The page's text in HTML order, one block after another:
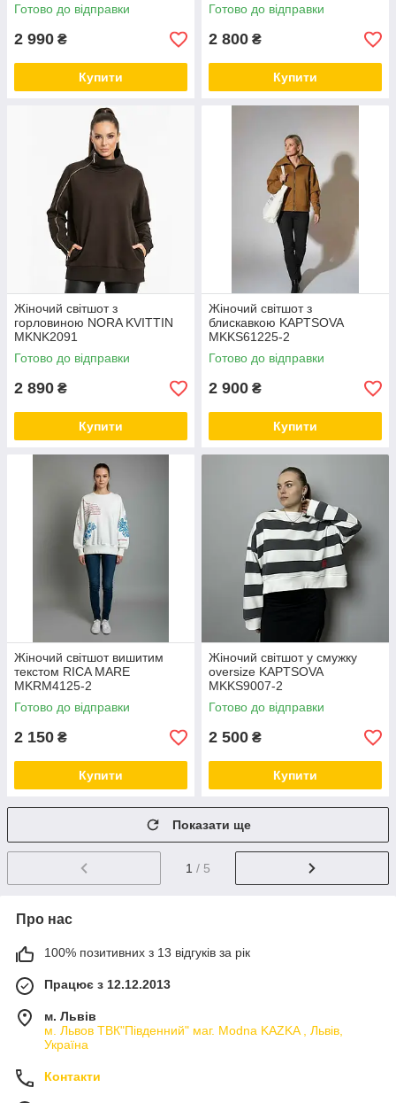
Готово до відправки
2 990 ₴
Купити
Готово до відправки
2 800 ₴
Купити
Жіночий світшот з
горловиною NORA KVITTIN
MKNK2091
Готово до відправки
2 890 ₴
Купити
Жіночий світшот з
блискавкою KAPTSOVA
MKKS61225-2
Готово до відправки
2 900 ₴
Купити
Жіночий світшот вишитим
текстом RICA MARE
MKRM4125-2
Готово до відправки
2 150 ₴
Купити
Жіночий світшот у смужку
oversize KAPTSOVA
MKKS9007-2
Готово до відправки
2 500 ₴
Купити
Показати ще
1 / 5
Про нас
100% позитивних з 13 відгуків за рік
Працює з 12.12.2013
м. Львів
м. Львов ТВК"Південний" маг. Modna KAZKA , Львів,
Україна
Контакти